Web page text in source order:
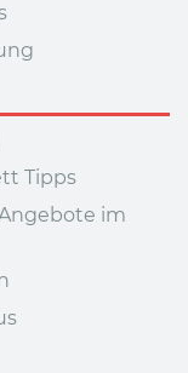
Tipps
im